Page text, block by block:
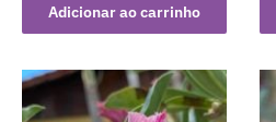
Adicionar ao carrinho